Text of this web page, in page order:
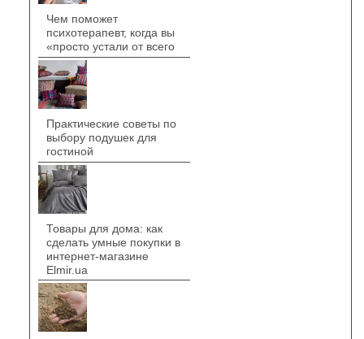
Чем поможет
психотерапевт, когда вы
«просто устали от всего
Практические советы по
выбору подушек для
гостиной
Товары для дома: как
сделать умные покупки в
интернет-магазине
Elmir.ua